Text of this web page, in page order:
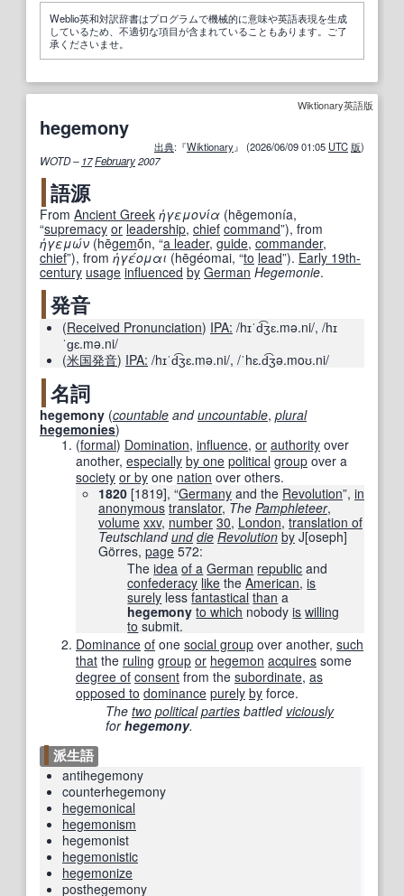
Weblio英和対訳辞書はプログラムで機械的に意味や英語表現を生成
しているため、不適切な項目が含まれていることもあります。ご了
承くださいませ。
Wiktionary英語版
hegemony
出典:『Wiktionary』 (2026/06/09 01:05 UTC 版)
WOTD – 17February2007
語源
From Ancient Greek ἡγεμονία (hēgemonía,
“supremacy or leadership, chief command”), from
ἡγεμών (hēgemṓn, “a leader, guide, commander,
chief”), from ἡγέομαι (hēgéomai, “to lead”). Early 19th-
century usage influenced by German Hegemonie.
発音
(Received Pronunciation) IPA: /hɪˈd͡ʒɛ.mə.ni/, /hɪ
ˈɡɛ.mə.ni/
(米国発音) IPA: /hɪˈd͡ʒɛ.mə.ni/, /ˈhɛ.d͡ʒə.moʊ.ni/
名詞
hegemony (countable anduncountable, plural
hegemonies)
(formal) Domination, influence, or authority over
another, especially by one political group over a
society or by one nation over others.
1820 [1819], “Germany and the Revolution”, in
anonymous translator, The Pamphleteer‎,
volume xxv, number 30, London, translation of
Teutschlandund die Revolution by J[oseph]
Görres, page 572:
Theidea of a German republic and
confederacy like theAmerican,is
surely lessfantastical than a
hegemony to which nobodyis willing
to submit.
Dominance of one social group over another, such
that the ruling group or hegemon acquires some
degree of consent from the subordinate, as
opposed to dominance purely by force.
The two political parties battled viciously
forhegemony.
派生語
antihegemony
counterhegemony
hegemonical
hegemonism
hegemonist
hegemonistic
hegemonize
posthegemony